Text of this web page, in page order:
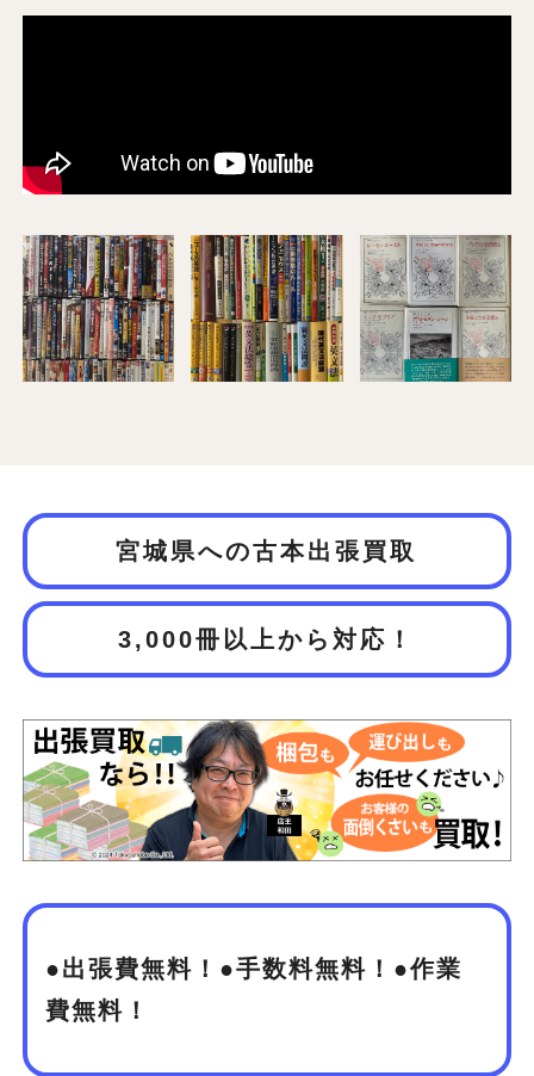
宮城県への古本出張買取
3,000冊以上から対応！
●出張費無料！●手数料無料！●作業
費無料！